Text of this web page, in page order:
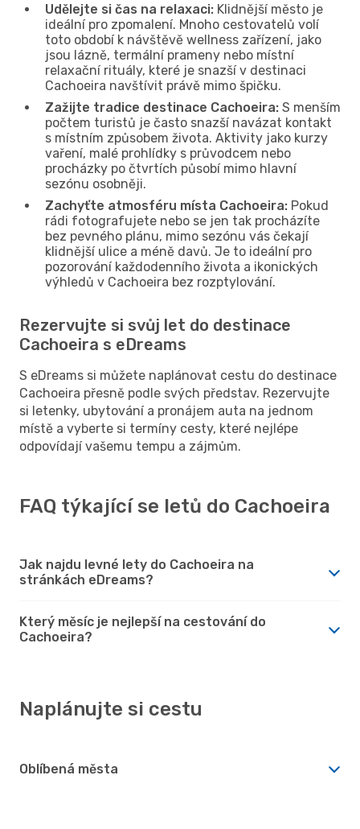
Udělejte si čas na relaxaci: Klidnější město je
ideální pro zpomalení. Mnoho cestovatelů volí
toto období k návštěvě wellness zařízení, jako
jsou lázně, termální prameny nebo místní
relaxační rituály, které je snazší v destinaci
Cachoeira navštívit právě mimo špičku.
Zažijte tradice destinace Cachoeira: S menším
počtem turistů je často snazší navázat kontakt
s místním způsobem života. Aktivity jako kurzy
vaření, malé prohlídky s průvodcem nebo
procházky po čtvrtích působí mimo hlavní
sezónu osobněji.
Zachyťte atmosféru místa Cachoeira: Pokud
rádi fotografujete nebo se jen tak procházíte
bez pevného plánu, mimo sezónu vás čekají
klidnější ulice a méně davů. Je to ideální pro
pozorování každodenního života a ikonických
výhledů v Cachoeira bez rozptylování.
Rezervujte si svůj let do destinace
Cachoeira s eDreams
S eDreams si můžete naplánovat cestu do destinace
Cachoeira přesně podle svých představ. Rezervujte
si letenky, ubytování a pronájem auta na jednom
místě a vyberte si termíny cesty, které nejlépe
odpovídají vašemu tempu a zájmům.
FAQ týkající se letů do Cachoeira
Jak najdu levné lety do Cachoeira na
stránkách eDreams?
Který měsíc je nejlepší na cestování do
Cachoeira?
Naplánujte si cestu
Oblíbená města